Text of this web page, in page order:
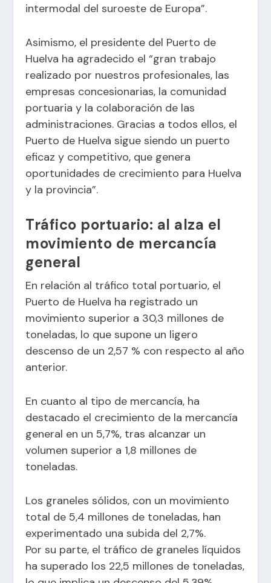
intermodal del suroeste de Europa”.
Asimismo, el presidente del Puerto de
Huelva ha agradecido el “gran trabajo
realizado por nuestros profesionales, las
empresas concesionarias, la comunidad
portuaria y la colaboración de las
administraciones. Gracias a todos ellos, el
Puerto de Huelva sigue siendo un puerto
eficaz y competitivo, que genera
oportunidades de crecimiento para Huelva
y la provincia”.
Tráfico portuario: al alza el
movimiento de mercancía
general
En relación al tráfico total portuario, el
Puerto de Huelva ha registrado un
movimiento superior a 30,3 millones de
toneladas, lo que supone un ligero
descenso de un 2,57 % con respecto al año
anterior.
En cuanto al tipo de mercancía, ha
destacado el crecimiento de la mercancía
general en un 5,7%, tras alcanzar un
volumen superior a 1,8 millones de
toneladas.
Los graneles sólidos, con un movimiento
total de 5,4 millones de toneladas, han
experimentado una subida del 2,7%.
Por su parte, el tráfico de graneles líquidos
ha superado los 22,5 millones de toneladas,